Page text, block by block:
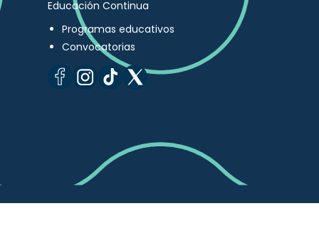
Educación Continua
Programas educativos
Convocatorias